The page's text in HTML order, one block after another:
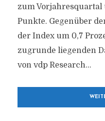
zum Vorjahresquartal
Punkte. Gegenüber
der Index um 0,7
zugrunde liegenden
von vdp Research...